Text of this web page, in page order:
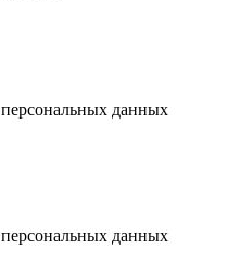
данных
данных